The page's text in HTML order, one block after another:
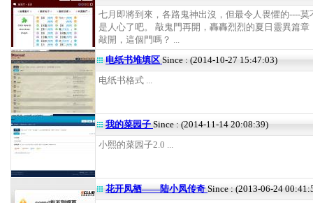
七月即將到來，各路鬼神出沒，但最令人畏懼的----莫
是人心了吧。 敲鬼門再開，轟轟烈烈的夏日靈異篇章
敲開，這個門嗎？ ...
电纸书堆填区 Since : (2014-10-27 15:47:03)
电纸书格式 ...
我的菜园子 Since : (2014-11-14 20:08:39)
小熙的菜园子2.0 ...
花开凤栖——陆小凤传奇Since : (2013-06-24